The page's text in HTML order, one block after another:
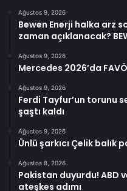
Ağustos 9, 2026
Bewen Enerji halka arz
zaman açıklanacak?
Ağustos 9, 2026
Mercedes 2026’da
Ağustos 9, 2026
Ferdi Tayfur’un torunu
şaştı kaldı
Ağustos 9, 2026
Ünlü şarkıcı Çelik balık
Ağustos 8, 2026
Pakistan duyurdu! ABD
ateşkes adımı